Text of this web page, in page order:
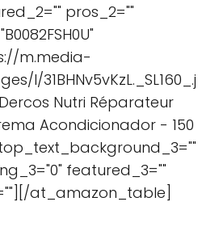
pros_2=""
m.media-
I/31BHNv5vKzL._SL160_.j
Nutri Réparateur
Acondicionador - 150
featured_3=""
at_amazon_table]